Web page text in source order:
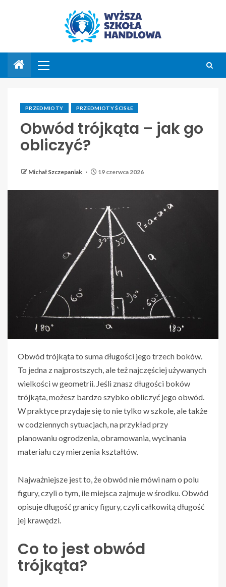
PRZEDMIOTY PRZEDMIOTY ŚCISŁE
Obwód trójkąta – jak go
obliczyć?
Michał Szczepaniak 19 czerwca 2026
Obwód trójkąta to suma długości jego trzech boków.
To jedna z najprostszych, ale też najczęściej używanych
wielkości w geometrii. Jeśli znasz długości boków
trójkąta, możesz bardzo szybko obliczyć jego obwód.
W praktyce przydaje się to nie tylko w szkole, ale także
w codziennych sytuacjach, na przykład przy
planowaniu ogrodzenia, obramowania, wycinania
materiału czy mierzenia kształtów.
Najważniejsze jest to, że obwód nie mówi nam o polu
figury, czyli o tym, ile miejsca zajmuje w środku. Obwód
opisuje długość granicy figury, czyli całkowitą długość
jej krawędzi.
Co to jest obwód
trójkąta?